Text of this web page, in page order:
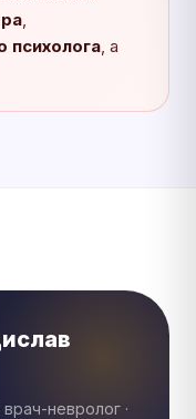
,
психолога, а
невролог ·